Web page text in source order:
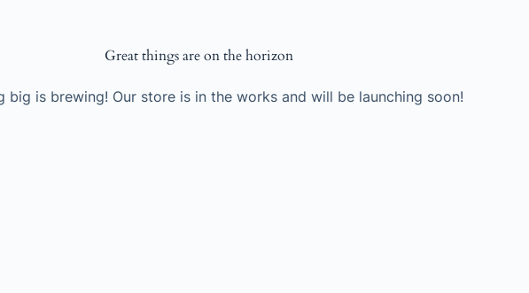
Great things are on the horizon
big is brewing! Our store is in the works and will be launching soon!